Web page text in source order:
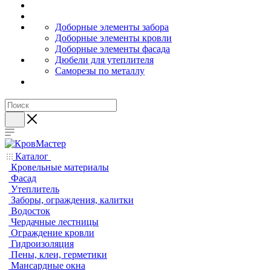
Доборные элементы забора
Доборные элементы кровли
Доборные элементы фасада
Дюбели для утеплителя
Саморезы по металлу
Каталог
Кровельные материалы
Фасад
Утеплитель
Заборы, ограждения, калитки
Водосток
Чердачные лестницы
Ограждение кровли
Гидроизоляция
Пены, клеи, герметики
Мансардные окна